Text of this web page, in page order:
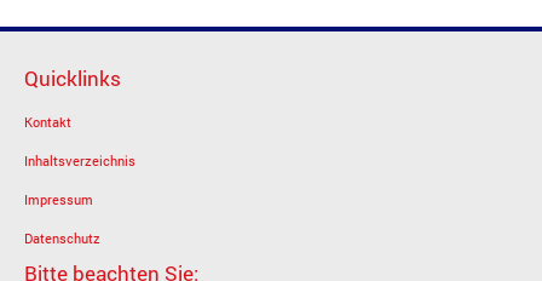
Quicklinks
Kontakt
Inhaltsverzeichnis
Impressum
Datenschutz
Bitte beachten Sie: